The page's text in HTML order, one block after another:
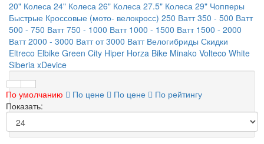
20" Колеса 24" Колеса 26" Колеса 27.5" Колеса 29" Чопперы
Быстрые Кроссовые (мото- велокросс) 250 Ватт 350 - 500 Ватт
500 - 750 Ватт 750 - 1000 Ватт 1000 - 1500 Ватт 1500 - 2000
Ватт 2000 - 3000 Ватт от 3000 Ватт Велогибриды Скидки
Eltreco Elbike Green City Hiper Horza Bike Minako Volteco White
Siberia xDevice
По умолчанию По цене По цене
По рейтингу
Показать: